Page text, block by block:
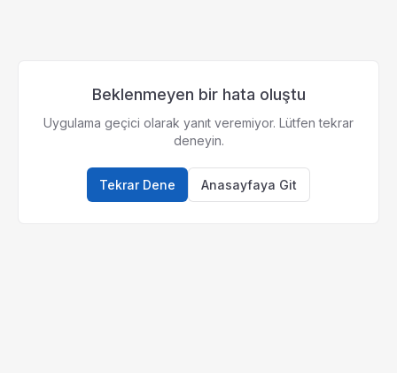
Beklenmeyen bir hata oluştu
Uygulama geçici olarak yanıt veremiyor. Lütfen tekrar
deneyin.
Tekrar Dene Anasayfaya Git